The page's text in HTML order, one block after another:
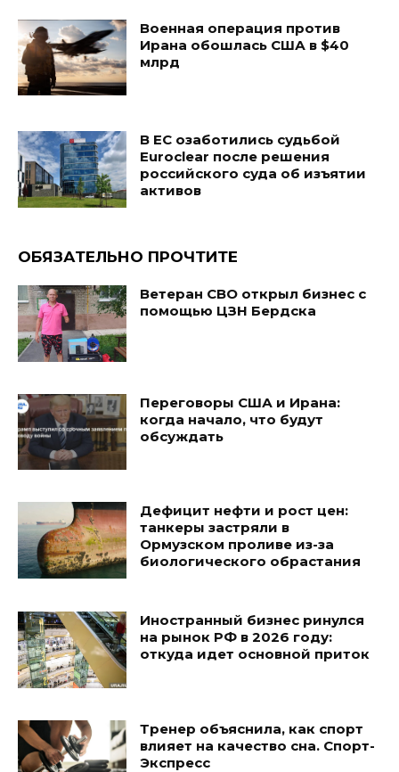
Военная операция против
Ирана обошлась США в $40
млрд
В ЕС озаботились судьбой
Euroclear после решения
российского суда об изъятии
активов
ОБЯЗАТЕЛЬНО ПРОЧТИТЕ
Ветеран СВО открыл бизнес с
помощью ЦЗН Бердска
Переговоры США и Ирана:
когда начало, что будут
обсуждать
Дефицит нефти и рост цен:
танкеры застряли в
Ормузском проливе из-за
биологического обрастания
Иностранный бизнес ринулся
на рынок РФ в 2026 году:
откуда идет основной приток
Тренер объяснила, как спорт
влияет на качество сна. Спорт-
Экспресс